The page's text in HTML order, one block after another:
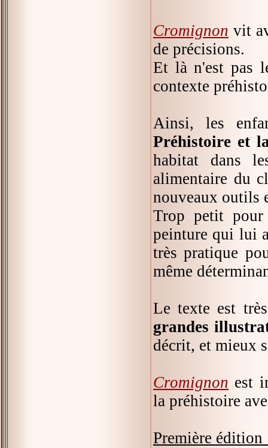
Cromignon vit
de précisions.
Et là n'est pas
contexte
Ainsi, les
Préhistoire et
habitat dans
alimentaire du
nouveaux outils
Trop petit pour
peinture qui lui
très pratique
même
Le texte est
grandes
décrit, et mieux
Cromignon est
la préhistoire
Première édition